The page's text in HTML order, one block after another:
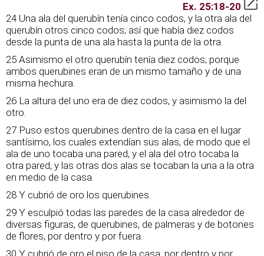
Ex. 25:18-20
24 Una ala del querubín tenía cinco codos, y la otra ala del
querubín otros cinco codos; así que había diez codos
desde la punta de una ala hasta la punta de la otra.
25 Asimismo el otro querubín tenía diez codos; porque
ambos querubines eran de un mismo tamaño y de una
misma hechura.
26 La altura del uno era de diez codos, y asimismo la del
otro.
27 Puso estos querubines dentro de la casa en el lugar
santísimo, los cuales extendían sus alas, de modo que el
ala de uno tocaba una pared, y el ala del otro tocaba la
otra pared, y las otras dos alas se tocaban la una a la otra
en medio de la casa.
28 Y cubrió de oro los querubines.
29 Y esculpió todas las paredes de la casa alrededor de
diversas figuras, de querubines, de palmeras y de botones
de flores, por dentro y por fuera.
30 Y cubrió de oro el piso de la casa, por dentro y por